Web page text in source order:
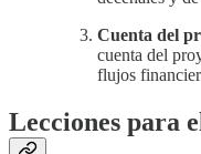
Cuenta del
cuenta del
flujos
Lecciones para